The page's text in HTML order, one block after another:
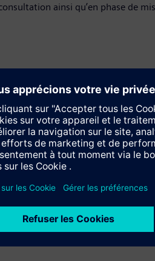
ainsi qu’en phase de